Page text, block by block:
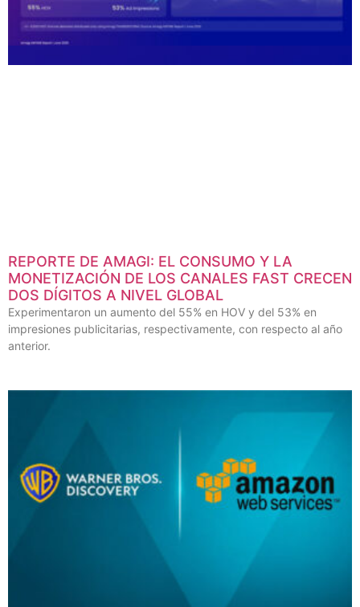
REPORTE DE AMAGI: EL CONSUMO Y LA
MONETIZACIÓN DE LOS CANALES FAST CRECEN
DOS DÍGITOS A NIVEL GLOBAL
Experimentaron un aumento del 55% en HOV y del 53% en
impresiones publicitarias, respectivamente, con respecto al año
anterior.